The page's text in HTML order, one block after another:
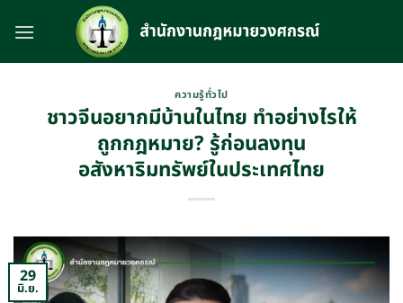
ความรู้ทั่วไป
ชาวจีนอยากมีบ้านในไทย ทำอย่างไรให้
ถูกกฎหมาย? รู้ก่อนลงทุน
อสังหาริมทรัพย์ในประเทศไทย
29
มิ.ย.